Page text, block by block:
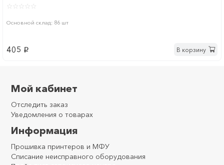
Основной склад: 86 шт
405 p В корзину
Мой кабинет
Отследить заказ
Уведомления о товарах
Информация
Прошивка принтеров и МФУ
Списание неисправного оборудования